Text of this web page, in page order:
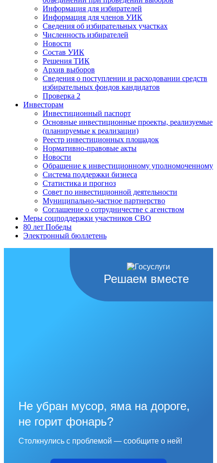
Информация для избирателей
Информация для членов УИК
Сведения об избирательных участках
Численность избирателей
Новости
Состав УИК
Решения ТИК
Архив выборов
Сведения о поступлении и расходовании средств
избирательных фондов кандидатов
Проверка 2
Инвесторам
Инвестиционный паспорт
Основные инвестиционные проекты, реализуемые
(планируемые к реализации)
Реестр инвестиционных площадок
Нормативно-правовые акты
Новости
Обращение к инвестиционному уполномоченному
Система поддержки бизнеса
Статистика и прогноз
Совет по инвестиционной деятельности
Муниципально-частное партнерство
Соглашение о сотрудничестве с агенством
Меры соцподдержки участников СВО
80 лет Победы
Электронный бюллетень
Решаем вместе
Не убран мусор, яма на дороге,
не горит фонарь?
Столкнулись с проблемой — сообщите о ней!